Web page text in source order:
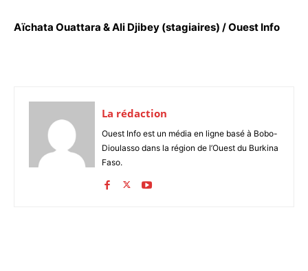
Aïchata Ouattara & Ali Djibey (stagiaires) / Ouest Info
La rédaction
Ouest Info est un média en ligne basé à Bobo-
Dioulasso dans la région de l’Ouest du Burkina
Faso.